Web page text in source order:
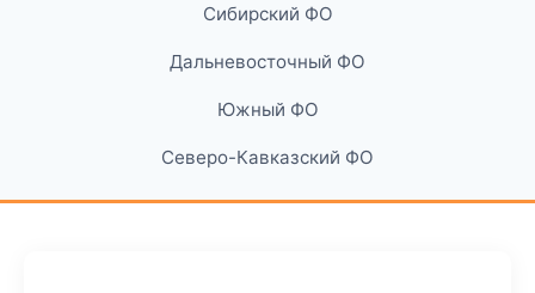
Сибирский ФО
Дальневосточный ФО
Южный ФО
Северо-Кавказский ФО